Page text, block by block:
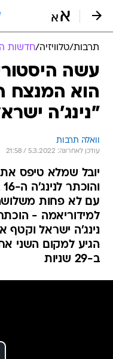
תרבות/טלוויזיה/חדשות
עשה
הוא המנצח
"נינג'ה
וואלה תרבות
עודכן לאחרונה: 5.3.2022 / 21:58
עם לא פחות משלושה
למידוריאמה -
נינג'ה ישראל וקטף
הגיע למקום השני
ב-29 שניות